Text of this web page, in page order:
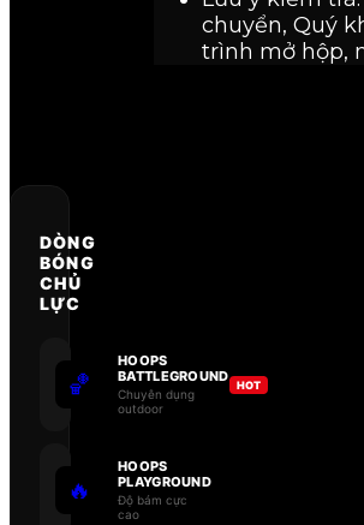
chuyển, Quý
trình mở hộp,
DÒNG
BÓNG
CHỦ
LỰC
🏀
HOOPS
BATTLEGROUND
Chuyên dụng
outdoor
HOT
🔥
HOOPS
PLAYGROUND
Độ bám cực
cao